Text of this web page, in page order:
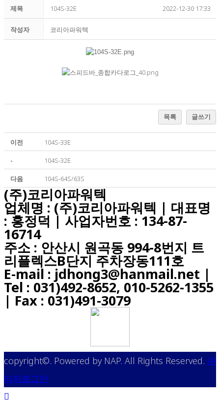
제목 104S-32E 2022-12-30 17:33
작성자 코리아파워텍
목록 글쓰기
이전 104S-33E
- 104S-32E
다음 104S-64S/63S
(주)코리아파워텍
업체명 : (주)코리아파워텍 | 대표명
: 홍정덕 | 사업자번호 : 134-87-
16714
주소 : 안산시 원곡동 994-8번지 트
리플렉스B단지 주차장동111호
E-mail : jdhong3@hanmail.net |
Tel : 031)492-8652, 010-5262-1355
| Fax : 031)491-3079
copyright©. Powered by NAP. All Rights Reserved. 관
리자로그인